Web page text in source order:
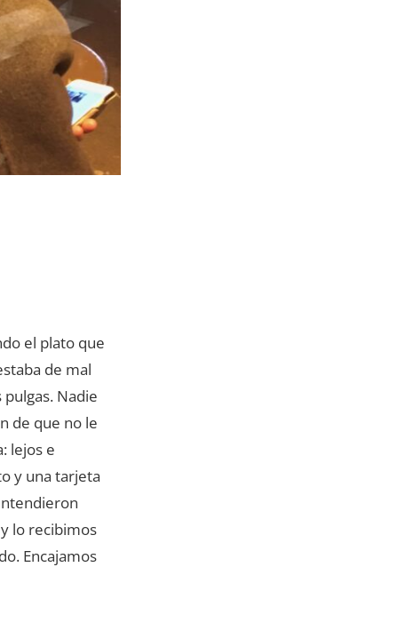
el plato que
de mal
Nadie
de que no le
lejos e
y una tarjeta
lo recibimos
Encajamos